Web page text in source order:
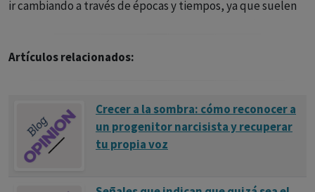
ir cambiando a través de épocas y tiempos, ya que suelen
censuradas o repudiadas por la sociedad como la
Se han definido los secretos familiares como el
ocultamiento consciente de alguna información o algún
acontecimiento por uno o más miembros de una familia,
Artículos relacionados:
Crecer a la sombra: cómo reconocer a
un progenitor narcisista y recuperar
tu propia voz